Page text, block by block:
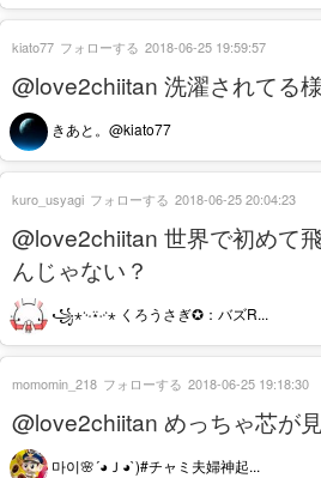
@love2chiitan 洗濯されてる
きあと。@kiato77
kiato77 フォローする 2018-06-25 19:59:57
@love2chiitan 世界で初めて
んじゃない？
꧁⋆࿙⍣࿚⋆ くろうさぎ✪：バズR...
kuro_usyagi フォローする 2018-06-25 20:04:23
@love2chiitan めっちゃ芯が
마이🌸´◕Ｊ◕`)#チャミ夫婦神起...
momomin_218 フォローする 2018-06-25 19:18:30